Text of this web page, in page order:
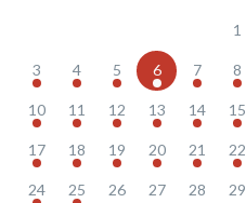
1
3 4 5 6 7 8
10 11 12 13 14 15
17 18 19 20 21 22
24 25 26 27 28 29